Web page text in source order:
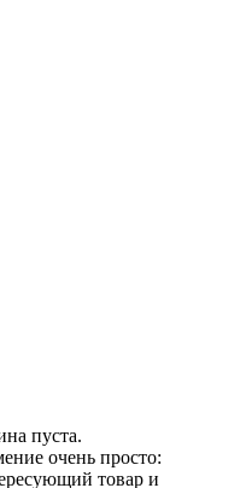
пуста.
очень просто:
товар и